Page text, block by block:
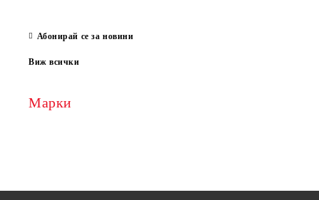
Абонирай се за новини
Виж всички
Марки